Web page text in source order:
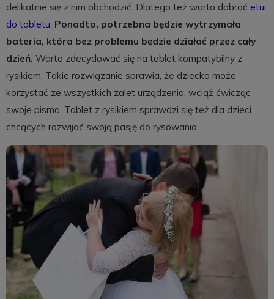
delikatnie się z nim obchodzić. Dlatego też warto dobrać etui
do tabletu. Ponadto, potrzebna będzie wytrzymała
bateria, która bez problemu będzie działać przez cały
dzień. Warto zdecydować się na tablet kompatybilny z
rysikiem. Takie rozwiązanie sprawia, że dziecko może
korzystać ze wszystkich zalet urządzenia, wciąż ćwicząc
swoje pismo. Tablet z rysikiem sprawdzi się też dla dzieci
chcących rozwijać swoją pasję do rysowania.